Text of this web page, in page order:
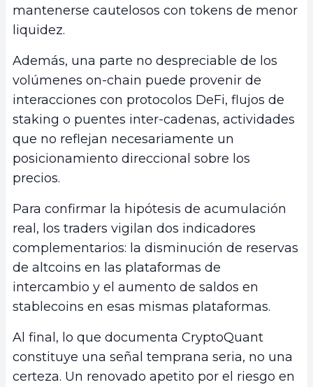
mantenerse cautelosos con tokens de menor
liquidez.
Además, una parte no despreciable de los
volúmenes on-chain puede provenir de
interacciones con protocolos DeFi, flujos de
staking o puentes inter-cadenas, actividades
que no reflejan necesariamente un
posicionamiento direccional sobre los
precios.
Para confirmar la hipótesis de acumulación
real, los traders vigilan dos indicadores
complementarios: la disminución de reservas
de altcoins en las plataformas de
intercambio y el aumento de saldos en
stablecoins en esas mismas plataformas.
Al final, lo que documenta CryptoQuant
constituye una señal temprana seria, no una
certeza. Un renovado apetito por el riesgo en